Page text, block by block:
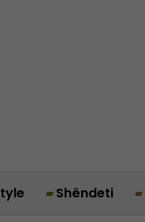
Shëndeti